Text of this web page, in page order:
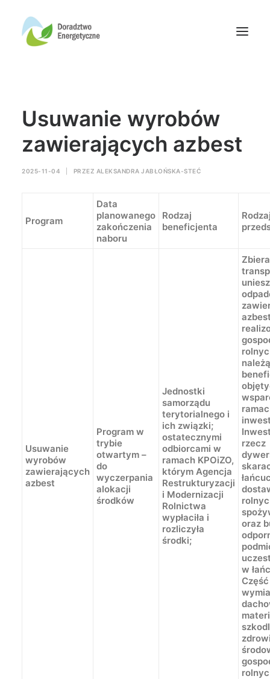
Aktualności
Wydarzenia
Oferta finansowania
Wiedza
Usuwanie wyrobów
zawierających azbest
2025-11-04 PRZEZ ALEKSANDRA JABŁOŃSKA-STEĆ
Program
Data
planowanego
zakończenia
naboru
Rodzaj
beneficjenta
Usuwanie
wyrobów
zawierających
azbest
Program w
trybie
otwartym –
do
wyczerpania
alokacji
środków
Jednostki
samorządu
terytorialnego i
ich związki;
ostatecznymi
odbiorcami w
ramach KPOiZO,
którym Agencja
Restrukturyzacji
i Modernizacji
Rolnictwa
wypłaciła i
rozliczyła
środki;
rzecz
oraz
w